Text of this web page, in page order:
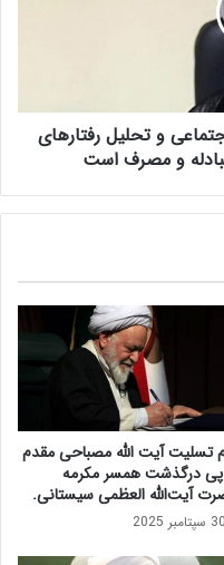
و تحلیل رفتارهای
و مصرف است
تسلیت آیت الله مصباحی مقدم
پی درگذشت همسر مکرمه
آیت‌الله العظمی سیستانی.
30 سپتامبر 2025